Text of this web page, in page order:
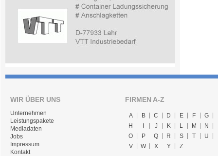
WIR ÜBER UNS
Unternehmen
Leistungspakete
Mediadaten
Jobs
Impressum
Kontakt
FIRMEN A-Z
A B C D E F
G
H
J K L M
N
O
P Q R S T
U
V
W X Y Z